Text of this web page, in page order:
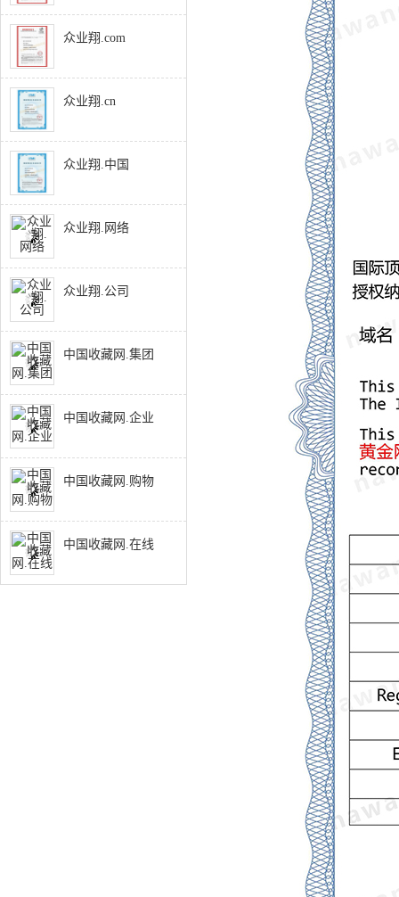
众业翔.com
众业翔.cn
众业翔.中国
众业翔.网络
众业翔.公司
中国收藏网.集团
中国收藏网.企业
中国收藏网.购物
中国收藏网.在线